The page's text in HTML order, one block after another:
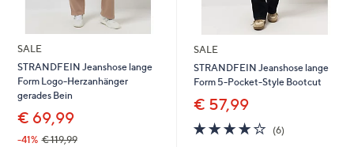
SALE
STRANDFEIN Jeanshose lange
Form Logo-Herzanhänger
gerades Bein
€ 69,99
-41% € 119,99
SALE
STRANDFEIN Jeanshose lange
Form 5-Pocket-Style Bootcut
€ 57,99
4.2
von
(6)6